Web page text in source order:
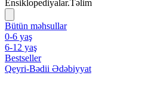
Ensiklopediyalar.Təlim
Bütün məhsullar
0-6 yaş
6-12 yaş
Bestseller
Qeyri-Bədii Ədəbiyyat